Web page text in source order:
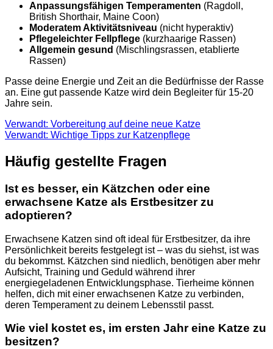
Anpassungsfähigen Temperamenten (Ragdoll,
British Shorthair, Maine Coon)
Moderatem Aktivitätsniveau (nicht hyperaktiv)
Pflegeleichter Fellpflege (kurzhaarige Rassen)
Allgemein gesund (Mischlingsrassen, etablierte
Rassen)
Passe deine Energie und Zeit an die Bedürfnisse der Rasse
an. Eine gut passende Katze wird dein Begleiter für 15-20
Jahre sein.
Verwandt: Vorbereitung auf deine neue Katze
Verwandt: Wichtige Tipps zur Katzenpflege
Häufig gestellte Fragen
Ist es besser, ein Kätzchen oder eine
erwachsene Katze als Erstbesitzer zu
adoptieren?
Erwachsene Katzen sind oft ideal für Erstbesitzer, da ihre
Persönlichkeit bereits festgelegt ist – was du siehst, ist was
du bekommst. Kätzchen sind niedlich, benötigen aber mehr
Aufsicht, Training und Geduld während ihrer
energiegeladenen Entwicklungsphase. Tierheime können
helfen, dich mit einer erwachsenen Katze zu verbinden,
deren Temperament zu deinem Lebensstil passt.
Wie viel kostet es, im ersten Jahr eine Katze zu
besitzen?